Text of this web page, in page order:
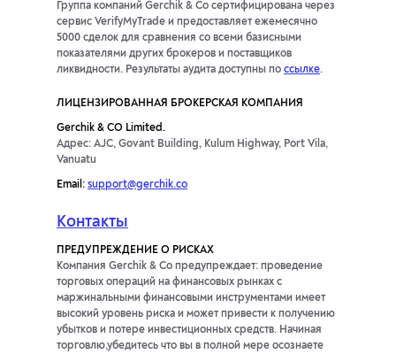
Группа компаний Gerchik & Co сертифицирована через
сервис VerifyMyTrade и предоставляет ежемесячно
5000 сделок для сравнения со всеми базисными
показателями других брокеров и поставщиков
ликвидности. Результаты аудита доступны по ссылке.
ЛИЦЕНЗИРОВАННАЯ БРОКЕРСКАЯ КОМПАНИЯ
Gerchik & CO Limited.
Адрес: AJC, Govant Building, Kulum Highway, Port Vila,
Vanuatu
Email: support@gerchik.co
Контакты
ПРЕДУПРЕЖДЕНИЕ О РИСКАХ
Компания Gerchik & Co предупреждает: проведение
торговых операций на финансовых рынках с
маржинальными финансовыми инструментами имеет
высокий уровень риска и может привести к получению
убытков и потере инвестиционных средств. Начиная
торговлю,убедитесь что вы в полной мере осознаете